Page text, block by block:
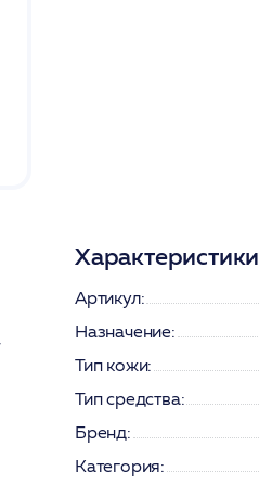
Характеристики
Артикул:
Назначение:
Тип кожи:
Тип средства:
Бренд:
Категория: